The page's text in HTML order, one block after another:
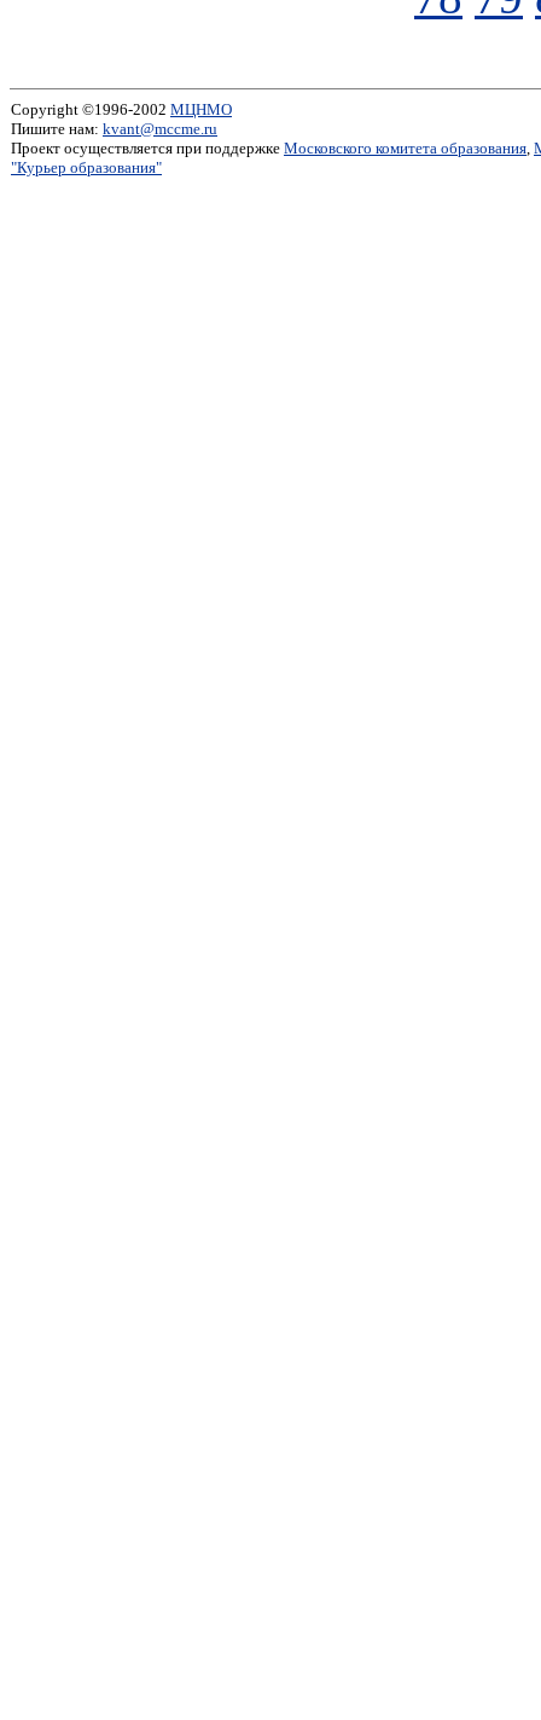
Copyright ©1996-2002 МЦНМО
Пишите нам: kvant@mccme.ru
Проект осуществляется при поддержке Московского комитета образования,
"Курьер образования"